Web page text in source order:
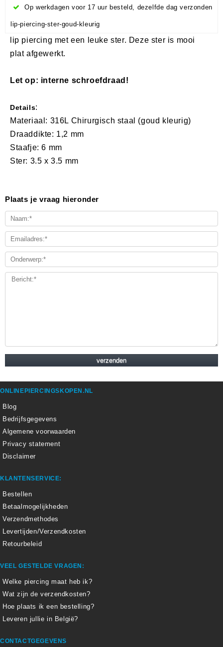
Op werkdagen voor 17 uur besteld, dezelfde dag verzonden
lip-piercing-ster-goud-kleurig
lip piercing met een leuke ster. Deze ster is mooi
plat afgewerkt.
Let op: interne schroefdraad!
Details:
Materiaal: 316L Chirurgisch staal (goud kleurig)
Draaddikte: 1,2 mm
Staafje: 6 mm
Ster: 3.5 x 3.5 mm
Plaats je vraag hieronder
ONLINEPIERCINGSKOPEN.NL
Blog
Bedrijfsgegevens
Algemene voorwaarden
Privacy statement
Disclaimer
KLANTENSERVICE:
Bestellen
Betaalmogelijkheden
Verzendmethodes
Levertijden/Verzendkosten
Retourbeleid
VEEL GESTELDE VRAGEN:
Welke piercing maat heb ik?
Wat zijn de verzendkosten?
Hoe plaats ik een bestelling?
Leveren jullie in België?
CONTACTGEGEVENS